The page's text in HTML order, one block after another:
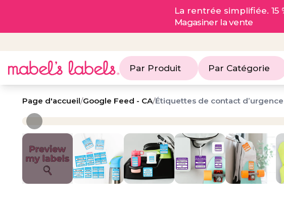
La rentrée simplifiée.
Magasiner la vente
Par Produit Par Catégorie
Page d'accueil/Google Feed - CA/Étiquettes de contact d’urgence